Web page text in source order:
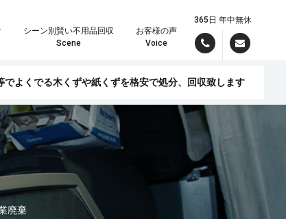
シーン別賢い不用品回収
Scene
お客様の声
Voice
365日 年中無休
でよくでる木くずや紙くずを格安で処分、回収致します
廃棄